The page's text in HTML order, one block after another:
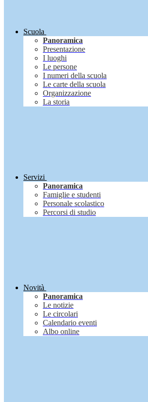
Scuola
Panoramica
Presentazione
I luoghi
Le persone
I numeri della scuola
Le carte della scuola
Organizzazione
La storia
Servizi
Panoramica
Famiglie e studenti
Personale scolastico
Percorsi di studio
Novità
Panoramica
Le notizie
Le circolari
Calendario eventi
Albo online